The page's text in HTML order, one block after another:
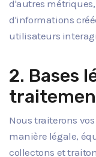
d'autres
d'informations
utilisateurs
2. Bases
Nous traiterons
manière légale,
collectons et